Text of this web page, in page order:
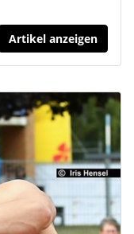
Artikel anzeigen